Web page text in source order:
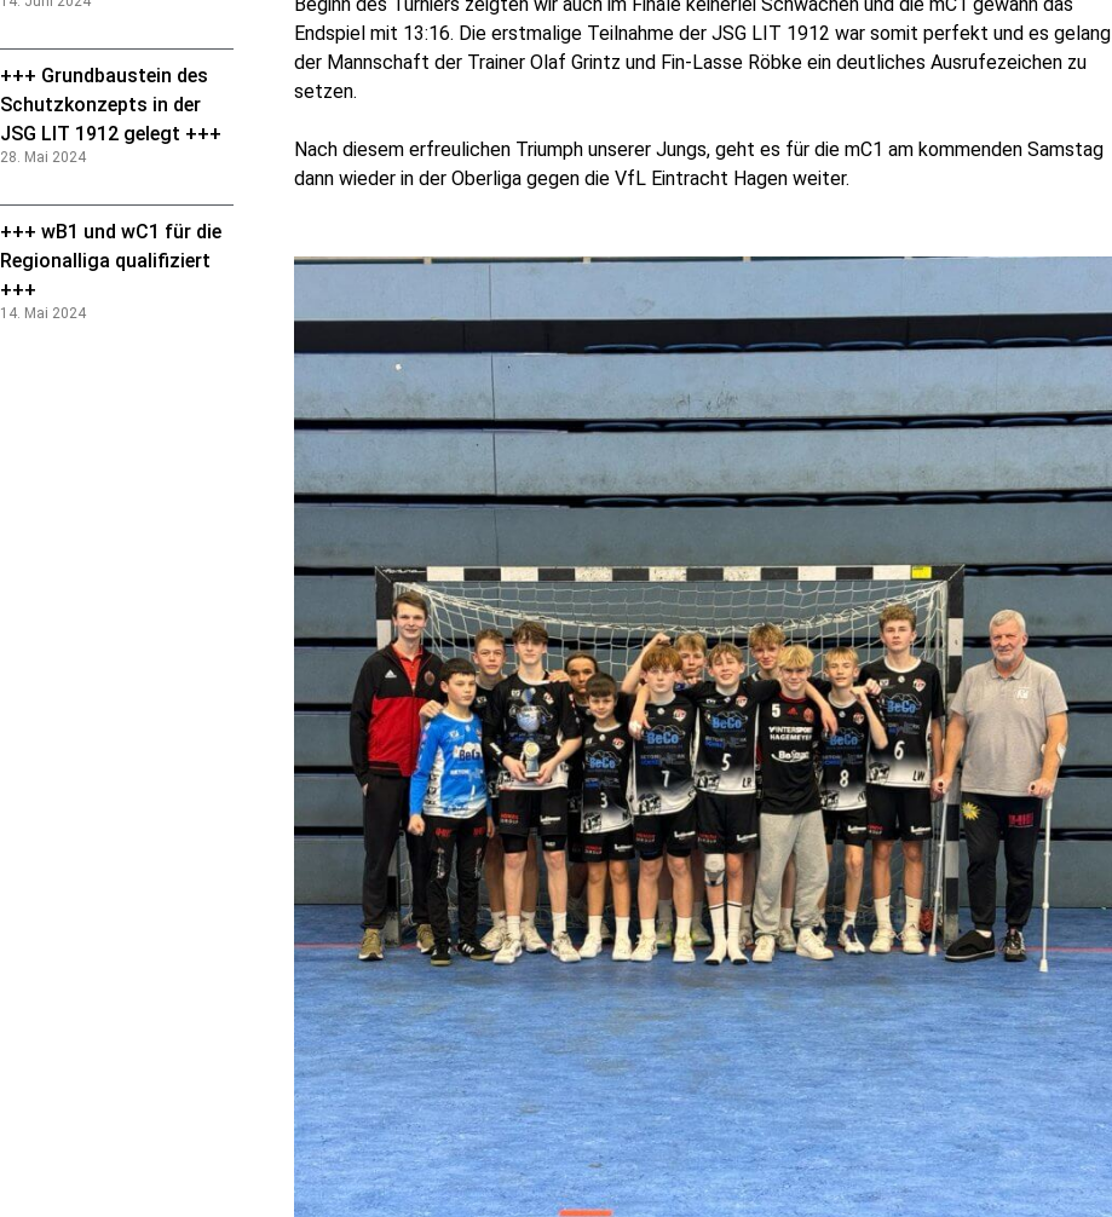
+++ Grundbaustein des
Schutzkonzepts in der
JSG LIT 1912 gelegt +++
28. Mai 2024
+++ wB1 und wC1 für die
Regionalliga qualifiziert
+++
14. Mai 2024
Beginn des Turniers zeigten wir auch im Finale keinerlei Schwächen und die mC1 gewann das
Endspiel mit 13:16. Die erstmalige Teilnahme der JSG LIT 1912 war somit perfekt und es gelang
der Mannschaft der Trainer Olaf Grintz und Fin-Lasse Röbke ein deutliches Ausrufezeichen zu
setzen.
Nach diesem erfreulichen Triumph unserer Jungs, geht es für die mC1 am kommenden Samstag
dann wieder in der Oberliga gegen die VfL Eintracht Hagen weiter.